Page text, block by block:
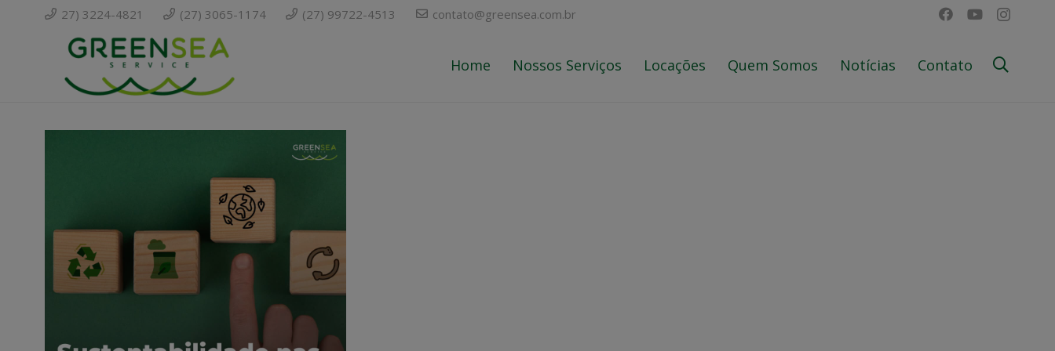
27) 3224-4821 (27) 3065-1174 (27) 99722-4513 contato@greensea.com.br
Home Nossos Serviços Locações Quem Somos Notícias Contato